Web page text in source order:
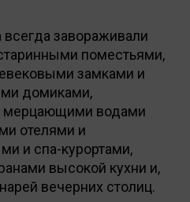
завораживали
поместьями,
замками и
домиками,
мерцающими водами
отелями и
и спа-курортами,
высокой кухни и,
вечерних столиц.